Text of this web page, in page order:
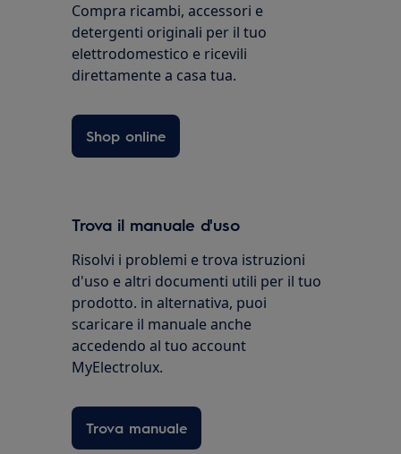
Compra ricambi, accessori e
detergenti originali per il tuo
elettrodomestico e ricevili
direttamente a casa tua.
Shop online
Trova il manuale d'uso
Risolvi i problemi e trova istruzioni
d'uso e altri documenti utili per il tuo
prodotto. in alternativa, puoi
scaricare il manuale anche
accedendo al tuo account
MyElectrolux.
Trova manuale